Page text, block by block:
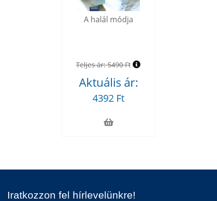
A halál módja
Teljes ár:5490 Ft
Aktuális ár:
4392 Ft
Iratkozzon fel hírlevelünkre!